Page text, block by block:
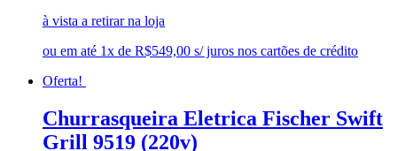
à vista a retirar na loja
ou em até 1x de R$549,00 s/ juros nos cartões de crédito
Oferta!
Churrasqueira Eletrica Fischer Swift
Grill 9519 (220v)